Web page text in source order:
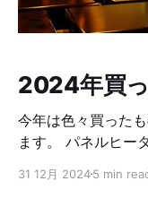
てはYD64MQや、
たりします。ちな
の販売サイトに書
す。 ちなみに
2024年買
今年は色々買った
ます。 パネルヒーター ＼2025年最新モデル／ パネルヒ
ワイド オフィス 遠
31 12月 20245 min